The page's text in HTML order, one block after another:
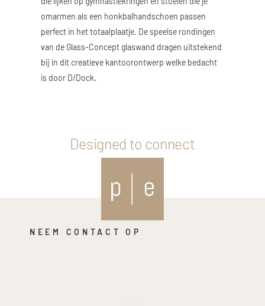
omarmen als een honkbalhandschoen passen
perfect in het totaalplaatje. De speelse rondingen
van de Glass-Concept glaswand dragen uitstekend
bij in dit creatieve kantoorontwerp welke bedacht
is door D/Dock.
Designed to connect
NEEM CONTACT OP